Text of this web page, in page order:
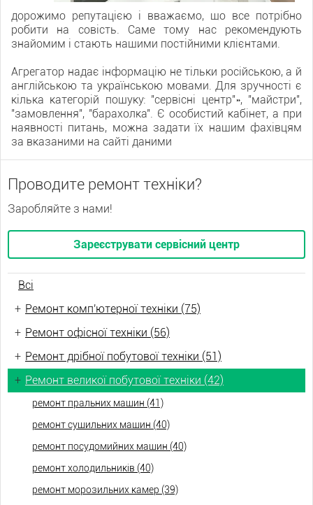
дорожимо репутацією і вважаємо, що все потрібно
робити на совість. Саме тому нас рекомендують
знайомим і стають нашими постійними клієнтами.
Агрегатор надає інформацію не тільки російською, а й
англійською та українською мовами. Для зручності є
кілька категорій пошуку: "сервісні центр"», "майстри",
"замовлення", "барахолка". Є особистий кабінет, а при
наявності питань, можна задати їх нашим фахівцям
за вказаними на сайті даними
Проводите ремонт техніки?
Заробляйте з нами!
Зареєструвати сервісний центр
Всі
+ Ремонт комп'ютерної техніки (75)
+ Ремонт офісної техніки (56)
+ Ремонт дрібної побутової техніки (51)
+ Ремонт великої побутової техніки (42)
ремонт пральних машин (41)
ремонт сушильних машин (40)
ремонт посудомийних машин (40)
ремонт холодильників (40)
ремонт морозильних камер (39)